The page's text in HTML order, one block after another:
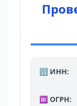
🔢 ИНН:
🆔 ОГРН: